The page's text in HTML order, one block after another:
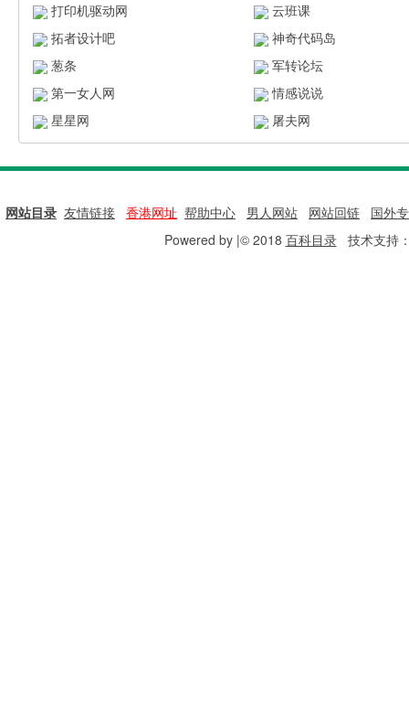
打印机驱动网
云班课
拓者设计吧
神奇代码岛
葱条
军转论坛
第一女人网
情感说说
星星网
屠夫网
网站目录 友情链接 香港网址 帮助中心 男人网站 网站回链
国外
Powered by |© 2018 百科目录技术支持